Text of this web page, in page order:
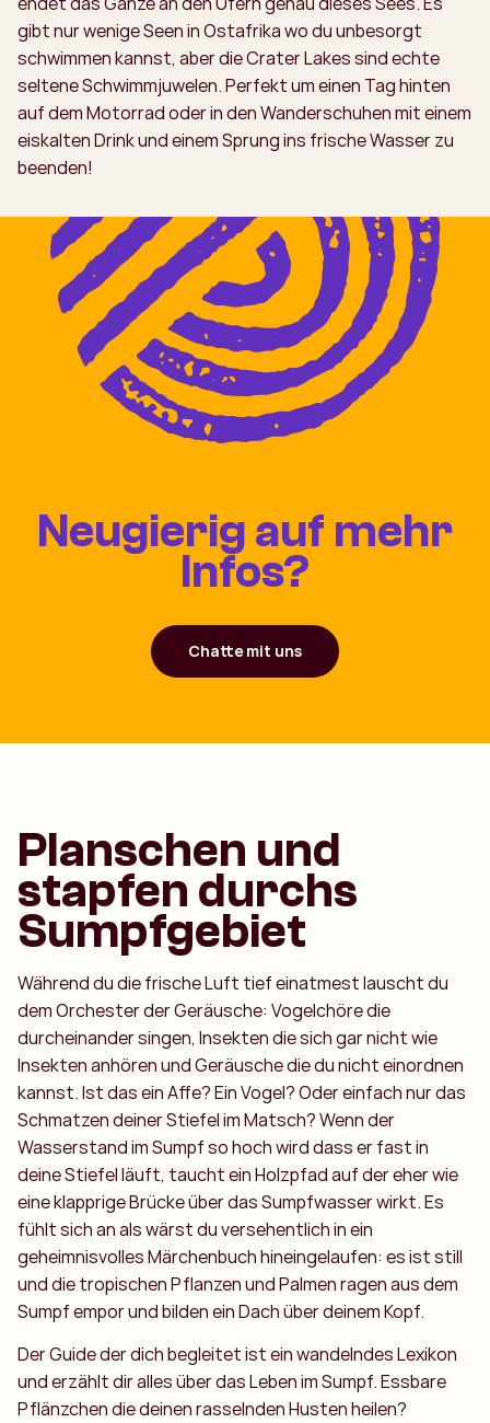
gibt nur wenige Seen in Ostafrika wo du unbesorgt
schwimmen kannst, aber die Crater Lakes sind echte
seltene Schwimmjuwelen. Perfekt um einen Tag hinten
auf dem Motorrad oder in den Wanderschuhen mit einem
eiskalten Drink und einem Sprung ins frische Wasser zu
beenden!
Neugierig auf mehr
Infos?
Chatte mit uns
Planschen und
stapfen durchs
Sumpfgebiet
Während du die frische Luft tief einatmest lauscht du
dem Orchester der Geräusche: Vogelchöre die
durcheinander singen, Insekten die sich gar nicht wie
Insekten anhören und Geräusche die du nicht einordnen
kannst. Ist das ein Affe? Ein Vogel? Oder einfach nur das
Schmatzen deiner Stiefel im Matsch? Wenn der
Wasserstand im Sumpf so hoch wird dass er fast in
deine Stiefel läuft, taucht ein Holzpfad auf der eher wie
eine klapprige Brücke über das Sumpfwasser wirkt. Es
fühlt sich an als wärst du versehentlich in ein
geheimnisvolles Märchenbuch hineingelaufen: es ist still
und die tropischen Pflanzen und Palmen ragen aus dem
Sumpf empor und bilden ein Dach über deinem Kopf.
Der Guide der dich begleitet ist ein wandelndes Lexikon
und erzählt dir alles über das Leben im Sumpf. Essbare
Pflänzchen die deinen rasselnden Husten heilen?